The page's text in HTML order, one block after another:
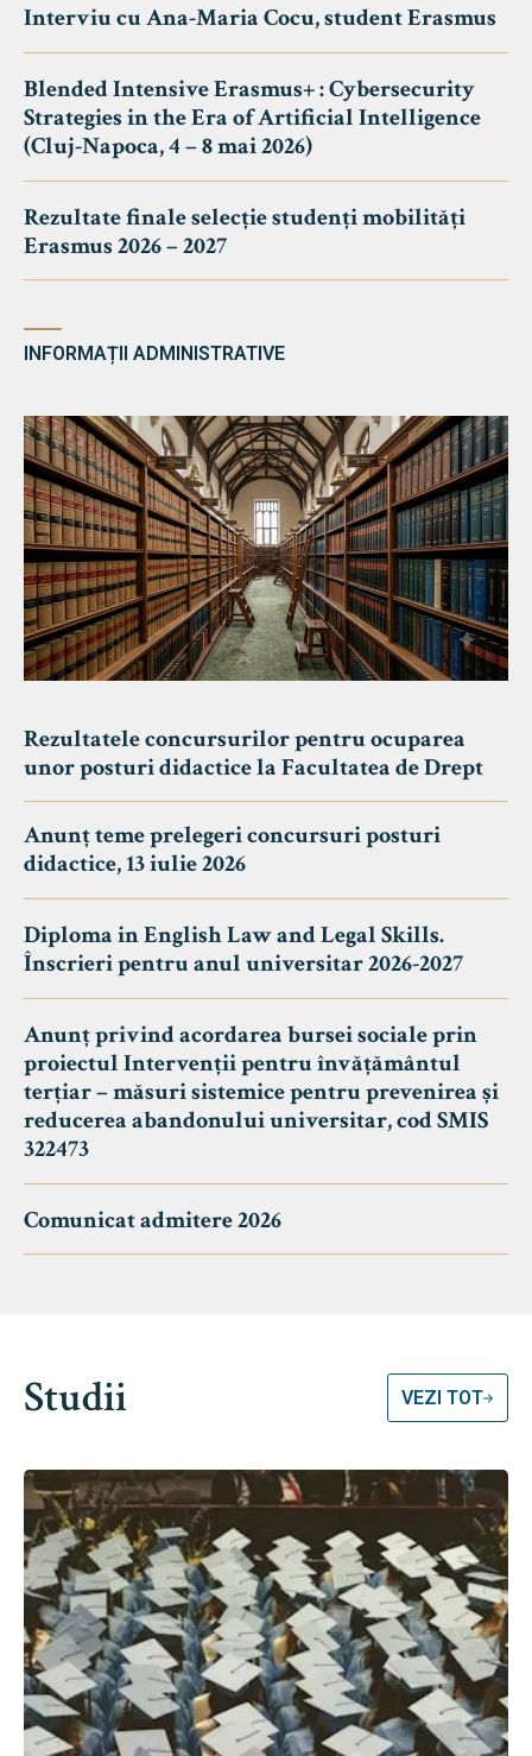
Interviu cu Ana-Maria Cocu, student Erasmus
Blended Intensive Erasmus+ : Cybersecurity
Strategies in the Era of Artificial Intelligence
(Cluj-Napoca, 4 – 8 mai 2026)
Rezultate finale selecție studenți mobilități
Erasmus 2026 – 2027
INFORMAȚII ADMINISTRATIVE
Rezultatele concursurilor pentru ocuparea
unor posturi didactice la Facultatea de Drept
Anunț teme prelegeri concursuri posturi
didactice, 13 iulie 2026
Diploma in English Law and Legal Skills.
Înscrieri pentru anul universitar 2026-2027
Anunț privind acordarea bursei sociale prin
proiectul Intervenții pentru învățământul
terțiar – măsuri sistemice pentru prevenirea și
reducerea abandonului universitar, cod SMIS
322473
Comunicat admitere 2026
Studii VEZI TOT